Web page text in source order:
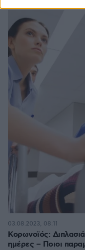
Κορωνοϊός:
ημέρες – Ποιοι
03.08.2023, 08:11